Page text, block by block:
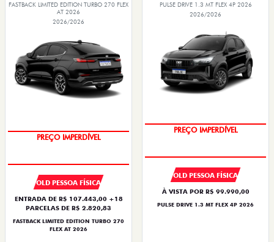
FASTBACK LIMITED EDITION TURBO 270 FLEX
AT 2026
2026/2026
PREÇO IMPERDÍVEL
OLD PESSOA FÍSICA
ENTRADA DE R$ 107.443,00 +18
PARCELAS DE R$ 2.820,83
FASTBACK LIMITED EDITION TURBO 270
FLEX AT 2026
PULSE DRIVE 1.3 MT FLEX 4P 2026
2026/2026
PREÇO IMPERDÍVEL
OLD PESSOA FÍSICA
À VISTA POR R$ 99.990,00
PULSE DRIVE 1.3 MT FLEX 4P 2026